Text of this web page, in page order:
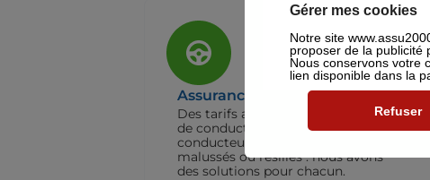
Assurance Auto
Des tarifs adaptés à tous les profils
de conducteurs. Jeunes permis,
conducteurs expérimentés,
malussés ou résiliés : nous avons
des solutions pour chacun.
Gérer mes cookies
Notre site
proposer de la publicité
Nous conservons votre
lien disponible dans la
Refuser